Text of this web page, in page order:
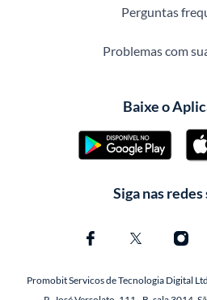
Perguntas
Problemas com
Baixe o
Siga nas
Promobit Servicos de Tecnologia Digital